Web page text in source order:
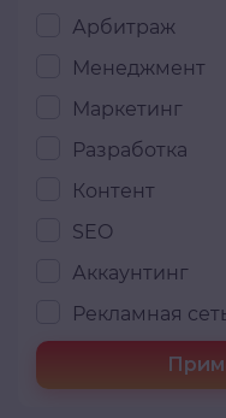
Арбитраж
Менеджмент
Маркетинг
Разработка
Контент
SEO
Аккаунтинг
Рекламная